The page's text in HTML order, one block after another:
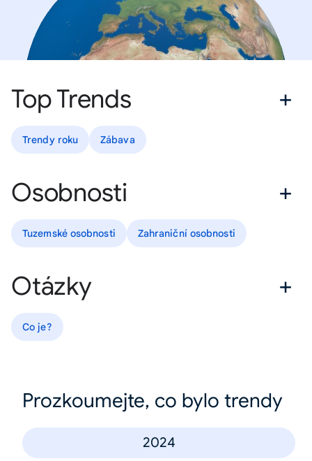
Top Trends
Trendy roku Zábava
Osobnosti
Tuzemské osobnosti Zahraniční osobnosti
Otázky
Co je?
Prozkoumejte, co bylo trendy
2024